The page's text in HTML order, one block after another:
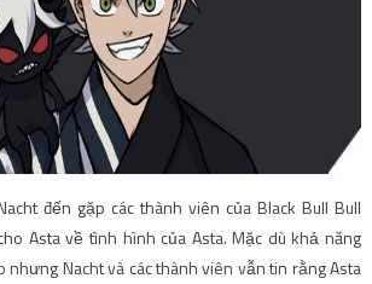
đến gặp các thành viên của Black Bull Bull
Asta về tình hình của Asta. Mặc dù khả năng
nhưng Nacht và các thành viên vẫn tin rằng Asta